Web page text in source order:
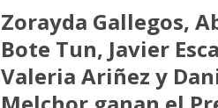
Zorayda Gallegos,
Bote Tun, Javier
Valeria Ariñez y